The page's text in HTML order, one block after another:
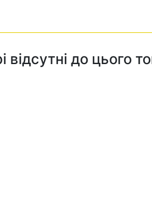
відсутні до цього